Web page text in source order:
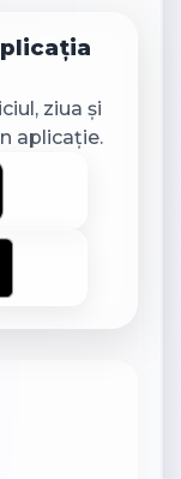
ziua și
aplicație.